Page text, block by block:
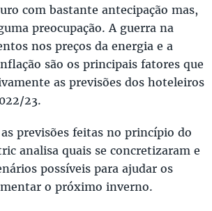
com bastante antecipação mas,
preocupação. A guerra na
nos preços da energia e a
são os principais fatores que
as previsões dos hoteleiros
23.
previsões feitas no princípio do
analisa quais se concretizaram e
possíveis para ajudar os
o próximo inverno.